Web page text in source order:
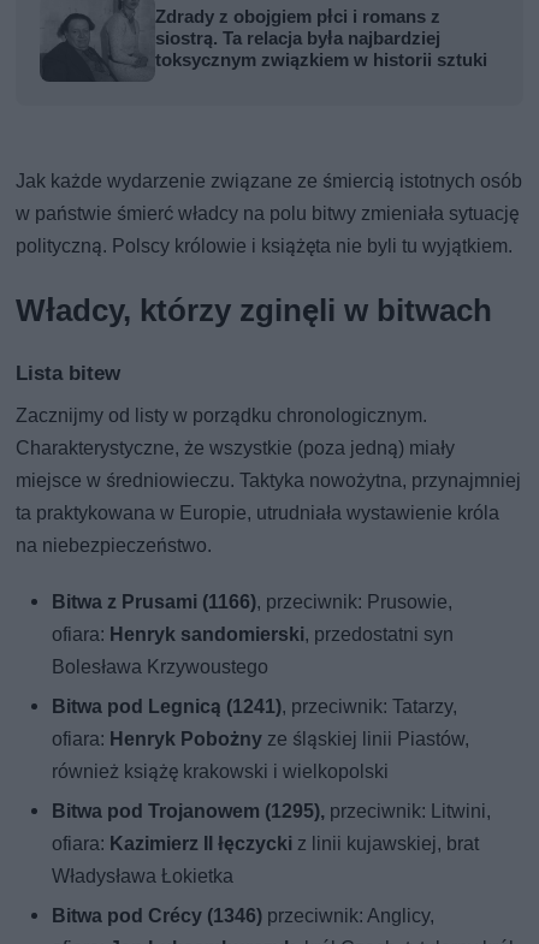
Zdrady z obojgiem płci i romans z
siostrą. Ta relacja była najbardziej
toksycznym związkiem w historii sztuki
Jak każde wydarzenie związane ze śmiercią istotnych osób
w państwie śmierć władcy na polu bitwy zmieniała sytuację
polityczną. Polscy królowie i książęta nie byli tu wyjątkiem.
Władcy, którzy zginęli w bitwach
Lista bitew
Zacznijmy od listy w porządku chronologicznym.
Charakterystyczne, że wszystkie (poza jedną) miały
miejsce w średniowieczu. Taktyka nowożytna, przynajmniej
ta praktykowana w Europie, utrudniała wystawienie króla
na niebezpieczeństwo.
Bitwa z Prusami (1166), przeciwnik: Prusowie,
ofiara: Henryk sandomierski, przedostatni syn
Bolesława Krzywoustego
Bitwa pod Legnicą (1241), przeciwnik: Tatarzy,
ofiara: Henryk Pobożny ze śląskiej linii Piastów,
również książę krakowski i wielkopolski
Bitwa pod Trojanowem (1295), przeciwnik: Litwini,
ofiara: Kazimierz II łęczycki z linii kujawskiej, brat
Władysława Łokietka
Bitwa pod Crécy (1346) przeciwnik: Anglicy,